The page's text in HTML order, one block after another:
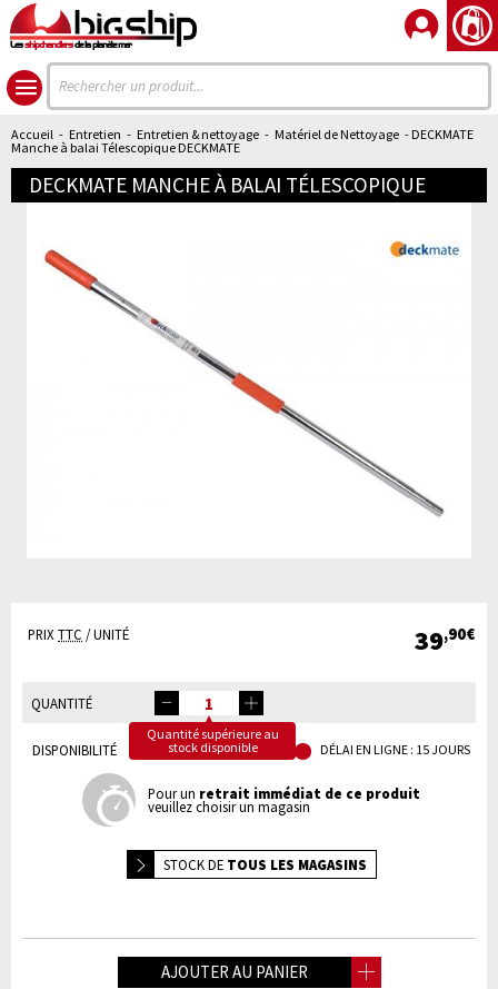
Lesshipchandlersde la planète mer
Accueil - Entretien - Entretien & nettoyage - Matériel de Nettoyage - DECKMATE
Manche à balai Télescopique DECKMATE
DECKMATE MANCHE À BALAI TÉLESCOPIQUE
PRIXTTC / UNITÉ 39,90€
QUANTITÉ
Quantité supérieure au
stock disponible
DISPONIBILITÉ DÉLAI EN LIGNE : 15 JOURS
Pour un retrait immédiat de ce produit
veuillez choisir un magasin
STOCK DE TOUS LES MAGASINS
AJOUTER AU PANIER